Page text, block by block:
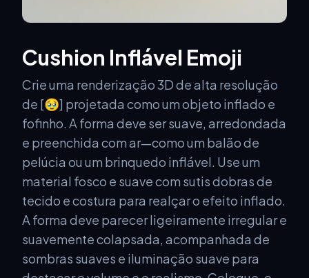
Cushion Inflável Emoji
Crie uma renderização 3D de alta resolução
de [🥹] projetada como um objeto inflado e
fofinho. A forma deve ser suave, arredondada
e preenchida com ar—como um balão de
pelúcia ou um brinquedo inflável. Use um
material fosco e suave com sutis dobras de
tecido e costura para realçar o efeito inflado.
A forma deve parecer ligeiramente irregular e
suavemente colapsada, acompanhada de
sombras suaves e iluminação suave para